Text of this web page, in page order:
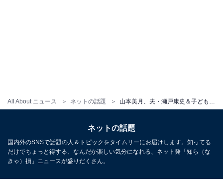
All About ニュース ネットの話題
ネットの話題
国内外のSNSで話題の人＆トピックをタイムリーにお届けします。知ってる
だけでちょっと得する、なんだか楽しい気分になれる、ネット発「知ら（な
きゃ）損」ニュースが盛りだくさん。